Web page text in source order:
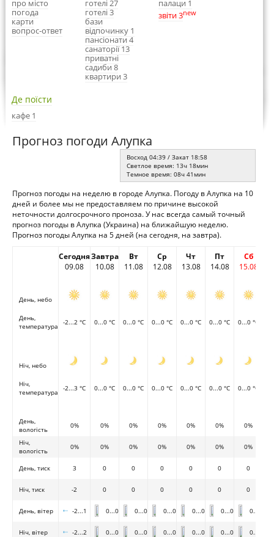
про місто
погода
карти
вопрос-ответ
готелі 27
готелі 3
бази
відпочинку 1
пансіонати 4
санаторії 13
приватні
садиби 8
квартири 3
палаци 1
звіти 3new
Де поїсти
кафе 1
Прогноз погоди Алупка
Восход 04:39 / Закат 18:58
Светлое время: 13ч 18мин
Темное время: 08ч 41мин
Прогноз погоды на неделю в городе Алупка. Погоду в Алупка на 10
дней и более мы не предоставляем по причине высокой
неточности долгосрочного проноза. У нас всегда самый точный
прогноз погоды в Алупка (Украина) на ближайшую неделю.
Прогноз погоды Алупка на 5 дней (на сегодня, на завтра).
Сегодня
09.08
Завтра
10.08
Вт
11.08
Ср
12.08
Чт
13.08
Пт
14.08
Сб
15.08
День, небо
День,
температура
-2...2 °C 0...0 °C 0...0 °C 0...0 °C 0...0 °C 0...0 °C 0...0 °C
Ніч, небо
Ніч,
температура
-2...3 °C 0...0 °C 0...0 °C 0...0 °C 0...0 °C 0...0 °C 0...0 °C
День,
вологість
0% 0% 0% 0% 0% 0%
0%
Ніч,
вологість
0% 0% 0% 0% 0% 0% 0%
День, тиск 3 0 0 0 0 0 0
Ніч, тиск -2 0 0 0 0 0 0
День, вітер -2...1 0...0 0...0 0...0 0...0 0...0 0...0
Ніч, вітер -2...2 0...0 0...0 0...0 0...0 0...0 0...0